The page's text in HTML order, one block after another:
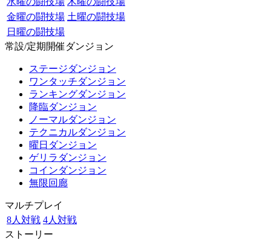
金曜の闘技場 土曜の闘技場
日曜の闘技場
常設/定期開催ダンジョン
ステージダンジョン
ワンタッチダンジョン
ランキングダンジョン
降臨ダンジョン
ノーマルダンジョン
テクニカルダンジョン
曜日ダンジョン
ゲリラダンジョン
コインダンジョン
無限回廊
マルチプレイ
8人対戦 4人対戦
ストーリー